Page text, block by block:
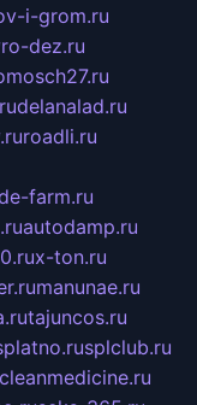
i-grom.ru
dez.ru
delanalad.ru
roadli.ru
farm.ru
autodamp.ru
x-ton.ru
manunae.ru
tajuncos.ru
splclub.ru
cleanmedicine.ru